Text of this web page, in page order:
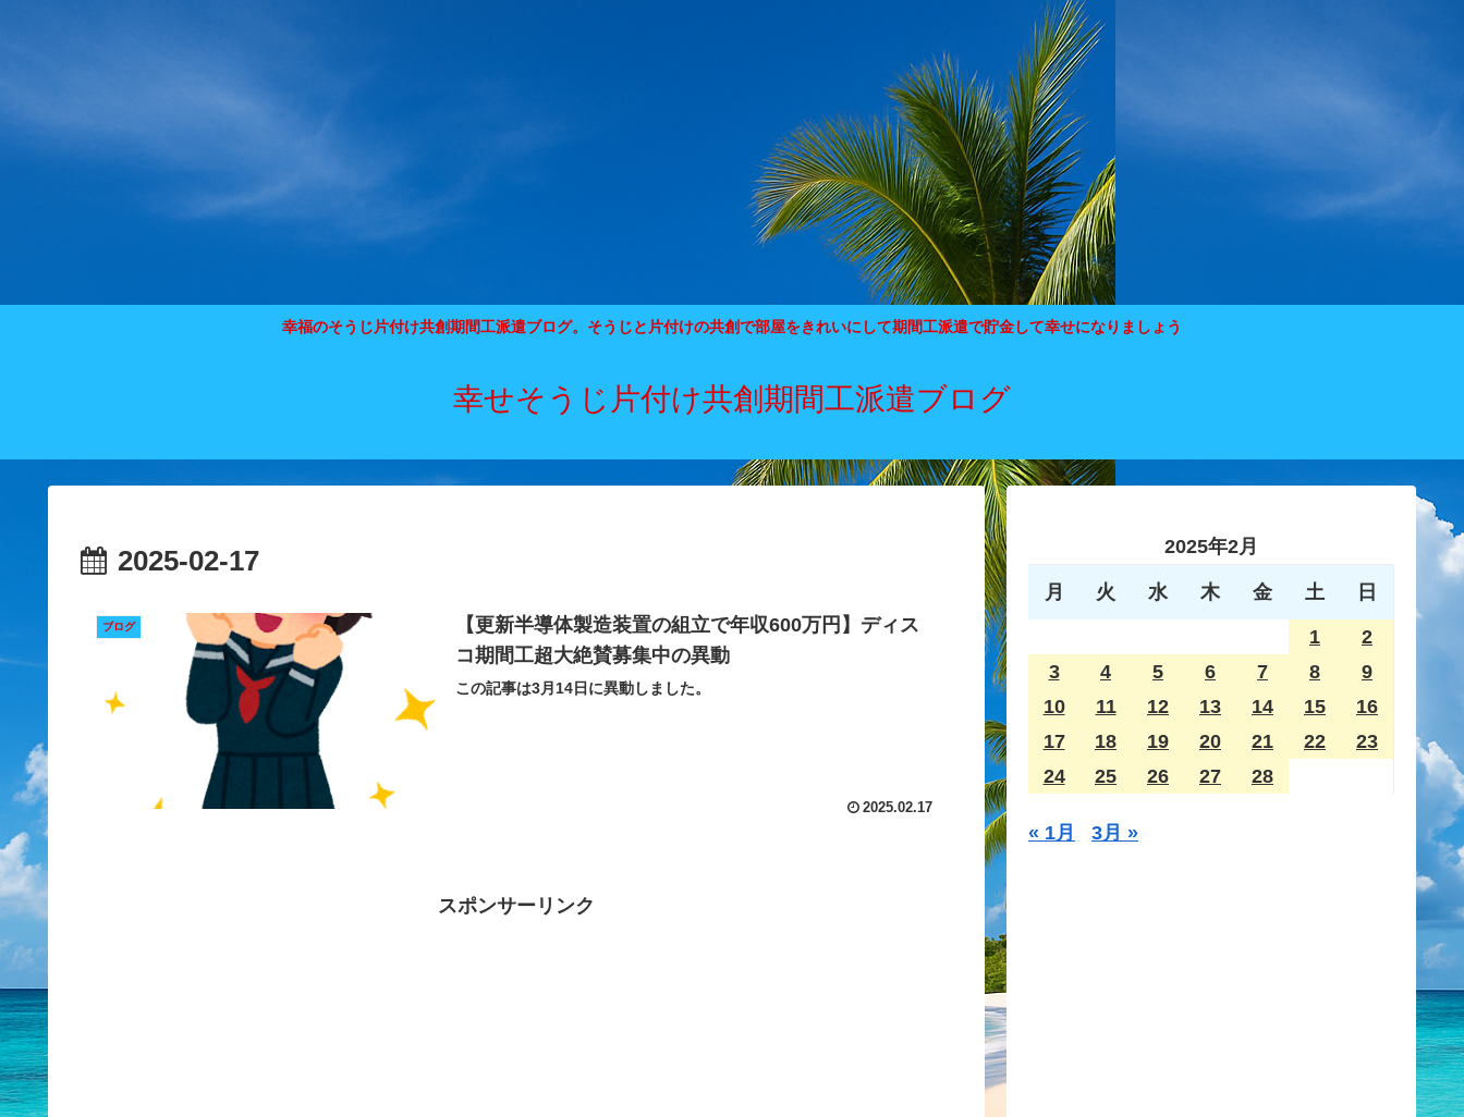
幸福のそうじ片付け共創期間工派遣ブログ。そうじと片付けの共創で部屋をきれいにして期間工派遣で貯金して幸せになりましょう
幸せそうじ片付け共創期間工派遣ブログ
2025-02-17
ブログ
【更新半導体製造装置の組立で年収600万円】ディス
コ期間工超大絶賛募集中の異動
この記事は3月14日に異動しました。
2025.02.17
スポンサーリンク
2025年2月
月 火 水 木 金 土 日
1
2
3
4 5 6 7 8
9
10
11 12 13 14 15
16
17
18 19 20 21 22
23
24
25 26 27 28
« 1月 3月 »